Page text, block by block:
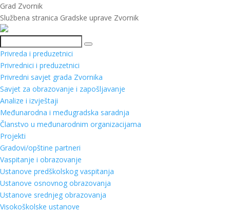
Grad Zvornik
Službena stranica Gradske uprave Zvornik
Pretraga
Privreda i preduzetnici
Privrednici i preduzetnici
Privredni savjet grada Zvornika
Savjet za obrazovanje i zapošljavanje
Analize i izvještaji
Međunarodna i međugradska saradnja
Članstvo u međunarodnim organizacijama
Projekti
Gradovi/opštine partneri
Vaspitanje i obrazovanje
Ustanove predškolskog vaspitanja
Ustanove osnovnog obrazovanja
Ustanove srednjeg obrazovanja
Visokoškolske ustanove